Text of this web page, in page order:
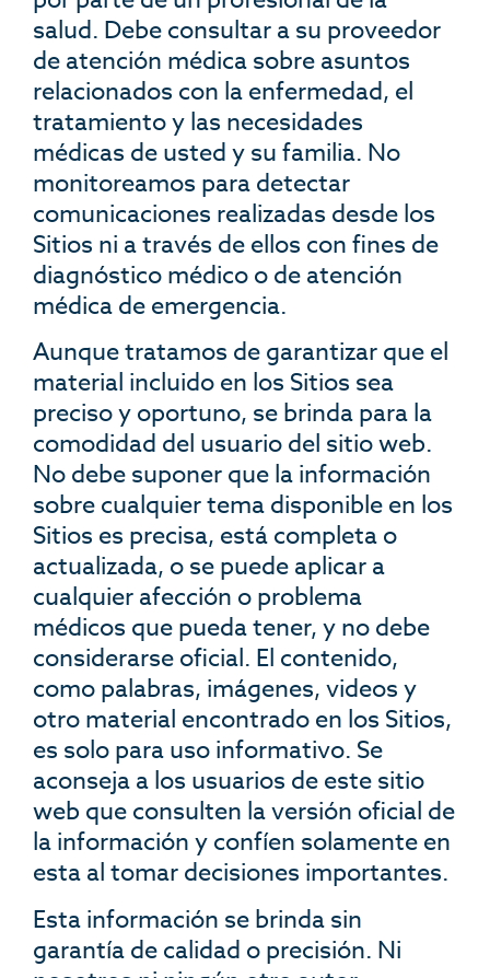
salud. Debe consultar a su proveedor
de atención médica sobre asuntos
relacionados con la enfermedad, el
tratamiento y las necesidades
médicas de usted y su familia. No
monitoreamos para detectar
comunicaciones realizadas desde los
Sitios ni a través de ellos con fines de
diagnóstico médico o de atención
médica de emergencia.
Aunque tratamos de garantizar que el
material incluido en los Sitios sea
preciso y oportuno, se brinda para la
comodidad del usuario del sitio web.
No debe suponer que la información
sobre cualquier tema disponible en los
Sitios es precisa, está completa o
actualizada, o se puede aplicar a
cualquier afección o problema
médicos que pueda tener, y no debe
considerarse oficial. El contenido,
como palabras, imágenes, videos y
otro material encontrado en los Sitios,
es solo para uso informativo. Se
aconseja a los usuarios de este sitio
web que consulten la versión oficial de
la información y confíen solamente en
esta al tomar decisiones importantes.
Esta información se brinda sin
garantía de calidad o precisión. Ni